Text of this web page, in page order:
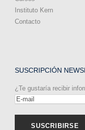
Instituto Kern
Contacto
SUSCRIPCIÓN
¿Te gustaría recibir